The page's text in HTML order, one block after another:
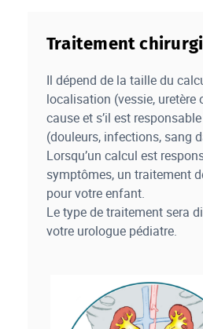
Traitement
Il dépend de la taille du
localisation (vessie, uretère
cause et s’il est
(douleurs, infections, sang
Lorsqu’un calcul est
symptômes, un traitement
pour votre enfant.
Le type de traitement sera
votre urologue pédiatre.